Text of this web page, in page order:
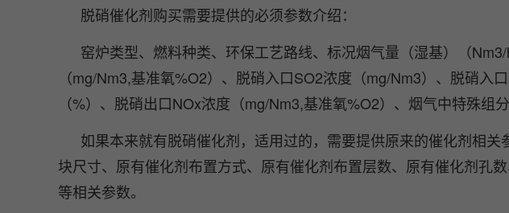
脱硝催化剂购买需要提供的必须参数介绍：
窑炉类型、燃料种类、环保工艺路线、标况烟气量（湿基）（
（mg/Nm3,基准氧%O2）、脱硝入口SO2浓度（mg/Nm3）、脱硝入
（%）、脱硝出口NOx浓度（mg/Nm3,基准氧%O2）、烟气中特殊组分
如果本来就有脱硝催化剂，适用过的，需要提供原来的催化剂相
块尺寸、原有催化剂布置方式、原有催化剂布置层数、原有催化剂孔
等相关参数。